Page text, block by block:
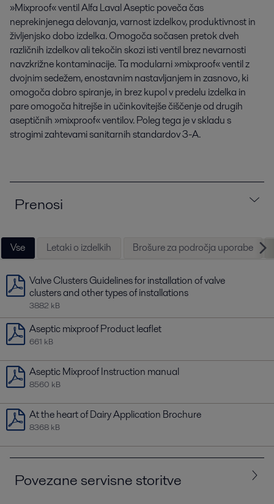
»Mixproof« ventil Alfa Laval Aseptic poveča čas
neprekinjenega delovanja, varnost izdelkov, produktivnost in
življenjsko dobo izdelka. Omogoča sočasen pretok dveh
različnih izdelkov ali tekočin skozi isti ventil brez nevarnosti
navzkrižne kontaminacije. Ta modularni »mixproof« ventil z
dvojnim sedežem, enostavnim nastavljanjem in zasnovo, ki
omogoča dobro spiranje, in brez kupol v predelu izdelka in
pare omogoča hitrejše in učinkovitejše čiščenje od drugih
aseptičnih »mixproof« ventilov. Poleg tega je v skladu s
strogimi zahtevami sanitarnih standardov 3-A.
Prenosi
Vse Letaki o izdelkih Brošure za področja uporabe
Valve Clusters Guidelines for installation of valve
clusters and other types of installations
3882 kB
Aseptic mixproof Product leaflet
661 kB
Aseptic Mixproof Instruction manual
8560 kB
At the heart of Dairy Application Brochure
8368 kB
Povezane servisne storitve